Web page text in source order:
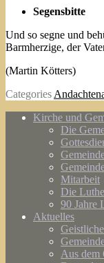
Segensbitte
Und so segne und
Barmherzige, der
(Martin Kötters)
Categories
Kirche und
Die
Mitarbeit
Die
90 Jahre
Aktuelles
Aus dem